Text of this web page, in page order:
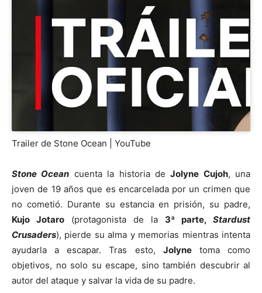
Trailer de Stone Ocean | YouTube
Stone Ocean cuenta la historia deJolyne Cujoh, una
joven de 19 años que es encarcelada por un crimen que
no cometió. Durante su estancia en prisión, su padre,
Kujo Jotaro (protagonista de la 3ª parte, Stardust
Crusaders), pierde su alma y memorias mientras intenta
ayudarla a escapar. Tras esto, Jolynetoma como
objetivos, no solo su escape, sino también descubrir al
autor del ataque y salvar la vida de su padre.